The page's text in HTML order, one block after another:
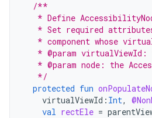
/**
* Define
* Set required
* component whose
* @param virtualViewId:
* @param node: the
   */
protected fun
virtualViewId : Int,
val rectEle =